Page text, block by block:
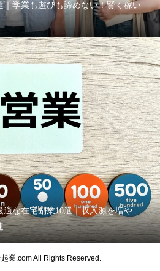
｜学業も遊びも諦めない！賢く稼い
な在宅副業10選｜収入源を増や
...
業.com All Rights Reserved.